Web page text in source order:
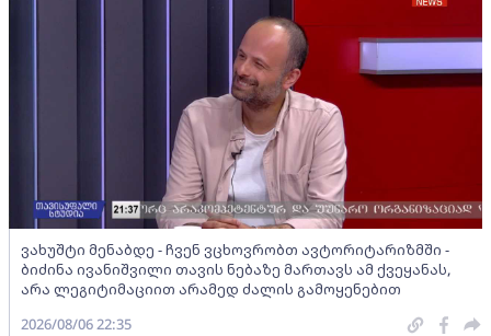
ვახუშტი მენაბდე - ჩვენ ვცხოვრობთ ავტორიტარიზმში -
ბიძინა ივანიშვილი თავის ნებაზე მართავს ამ ქვეყანას,
არა ლეგიტიმაციით არამედ ძალის გამოყენებით
2026/08/06 22:35